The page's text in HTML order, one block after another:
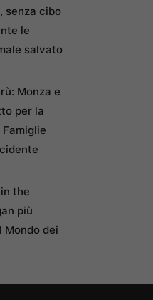
senza cibo
le
salvato
Monza e
per la
in the
più
Mondo dei